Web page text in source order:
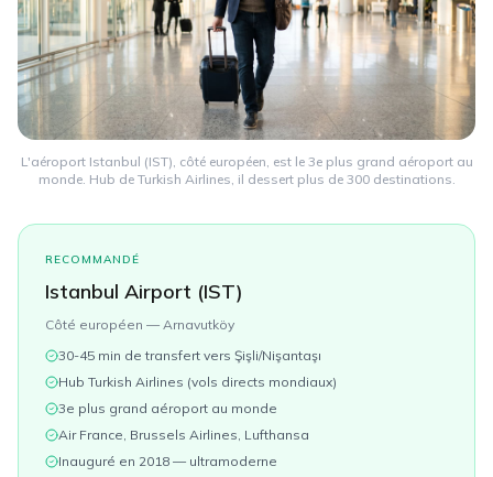
L'aéroport Istanbul (IST), côté européen, est le 3e plus grand aéroport au
monde. Hub de Turkish Airlines, il dessert plus de 300 destinations.
RECOMMANDÉ
Istanbul Airport (IST)
Côté européen — Arnavutköy
30-45 min de transfert vers Şişli/Nişantaşı
Hub Turkish Airlines (vols directs mondiaux)
3e plus grand aéroport au monde
Air France, Brussels Airlines, Lufthansa
Inauguré en 2018 — ultramoderne